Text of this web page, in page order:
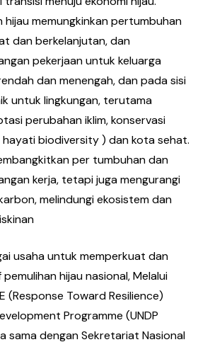
hijau memungkinkan pertumbuhan
dan berkelanjutan, dan
pekerjaan untuk keluarga
dan menengah, dan pada sisi
untuk lingkungan, terutama
perubahan iklim, konservasi
hayati biodiversity ) dan kota sehat.
per tumbuhan dan
kerja, tetapi juga mengurangi
melindungi ekosistem dan
usaha untuk memperkuat dan
hijau nasional, Melalui
(Response Toward Resilience)
Programme (UNDP
sama dengan Sekretariat Nasional